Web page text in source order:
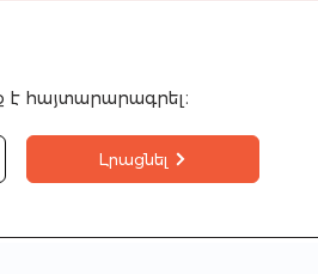
է հայտարարագրել։
Լրացնել